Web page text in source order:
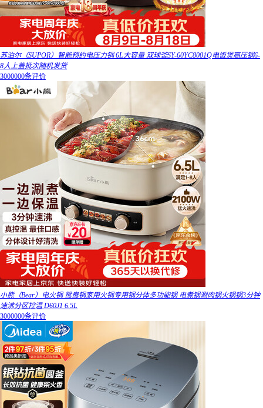
苏泊尔（SUPOR）智能预约电压力锅 6L大容量 双球釜SY-60YC8001Q电饭煲高压锅6-
8人上盖批次随机发货
3000000条评价
小熊（Bear）电火锅 鸳鸯锅家用火锅专用锅分体多功能锅 电煮锅涮肉锅火锅锅3分钟
速沸分区控温 D60J1 6.5L
3000000条评价